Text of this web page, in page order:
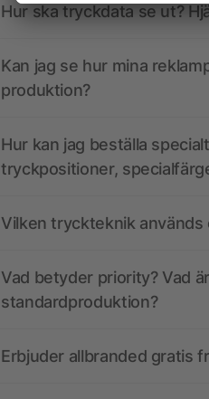
Hur ska tryckdata se ut?
Kan jag se hur mina
produktion?
Hur kan jag beställa
tryckpositioner,
Vilken tryckteknik används
Vad betyder priority? Vad
standardproduktion?
Erbjuder allbranded gratis